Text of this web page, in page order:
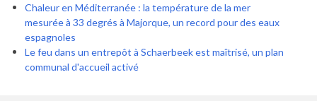
Chaleur en Méditerranée : la température de la mer
mesurée à 33 degrés à Majorque, un record pour des eaux
espagnoles
Le feu dans un entrepôt à Schaerbeek est maîtrisé, un plan
communal d'accueil activé